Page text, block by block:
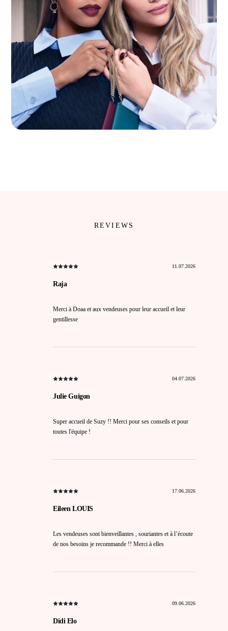
REVIEWS
11.07.2026
Raja
Merci à Doaa et aux vendeuses pour leur accueil et leur
gentillesse
04.07.2026
Julie Guigon
Super accueil de Suzy !! Merci pour ses conseils et pour
toutes l'équipe !
17.06.2026
Eileen LOUIS
Les vendeuses sont bienveillantes , souriantes et à l’écoute
de nos besoins je recommande !! Merci à elles
09.06.2026
Didi Elo